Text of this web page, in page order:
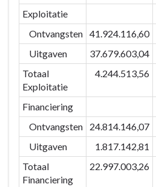
09.01:
Het
principe
van
toegankelijkheid
geldt
voor
vrijetijdsaanbod
stad
Exploitatie
Ontvangsten 41.924.116,60
Uitgaven
37.679.603,04
Totaal
Exploitatie
4.244.513,56
Financiering
Ontvangsten
24.814.146,07
Uitgaven
1.817.142,81
Totaal
Financiering
22.997.003,26